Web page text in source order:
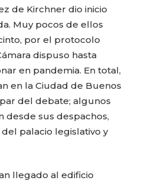
de Kirchner dio inicio
Muy pocos de ellos
por el protocolo
dispuso hasta
en pandemia. En total,
en la Ciudad de Buenos
del debate; algunos
desde sus despachos,
palacio legislativo y
llegado al edificio